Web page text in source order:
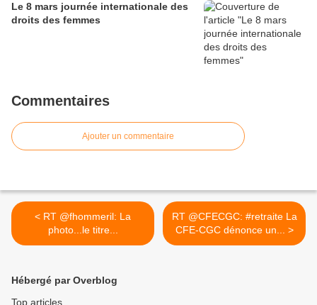
Le 8 mars journée internationale des
droits des femmes
Commentaires
Ajouter un commentaire
< RT @fhommeril: La
photo...le titre...
RT @CFECGC: #retraite La
CFE-CGC dénonce un... >
Hébergé par Overblog
Top articles